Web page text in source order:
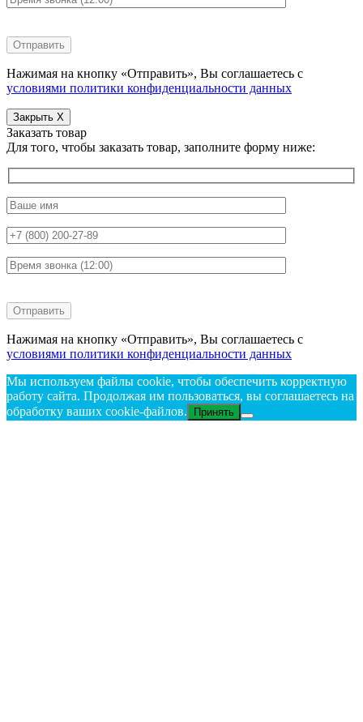
Нажимая на кнопку «Отправить», Вы соглашаетесь с
условиями политики конфиденциальности данных
Закрыть X
Заказать товар
Для того, чтобы заказать товар, заполните форму ниже:
Нажимая на кнопку «Отправить», Вы соглашаетесь с
условиями политики конфиденциальности данных
Мы используем файлы cookie, чтобы обеспечить корректную
работу сайта. Продолжая им пользоваться, вы соглашаетесь на
обработку ваших cookie‑файлов.
Принять